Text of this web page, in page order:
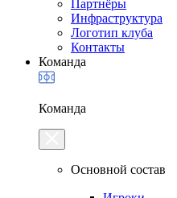
Партнёры
Инфраструктура
Логотип клуба
Контакты
Команда
Команда
Основной состав